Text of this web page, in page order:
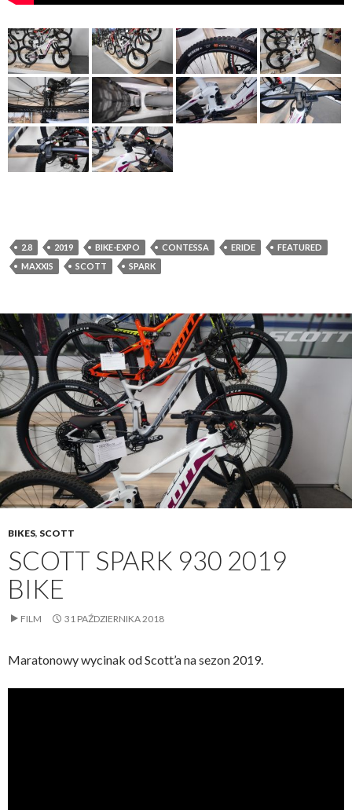
2.8 2019 BIKE-EXPO CONTESSA ERIDE
FEATURED
MAXXIS
SCOTT SPARK
BIKES, SCOTT
SCOTT SPARK 930 2019
BIKE
FILM 31 PAŹDZIERNIKA 2018
Maratonowy wycinak od Scott’a na sezon 2019.